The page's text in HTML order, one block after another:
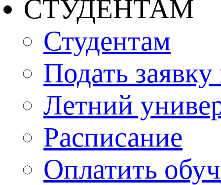
СТУДЕНТАМ
Студентам
Подать
Летний
Расписание
Оплатить